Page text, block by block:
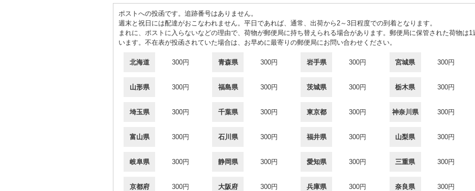
ポストへの投函です。追跡番号はありません。
週末と祝日には配達がおこなわれません。平日であれば、通常、出荷から2～3日程度での到着となります。
まれに、ポストに入らないなどの理由で、荷物が郵便局に持ち替えられる場合があります。郵便局に保管された荷物は1
います。不在表が投函されていた場合は、お早めに最寄りの郵便局にお問い合わせください。
北海道 300円 青森県 300円 岩手県 300円 宮城県 300円
山形県 300円 福島県 300円 茨城県 300円 栃木県 300円
埼玉県 300円 千葉県 300円 東京都 300円 神奈川県 300円
富山県 300円 石川県 300円 福井県 300円 山梨県 300円
岐阜県 300円 静岡県 300円 愛知県 300円 三重県 300円
京都府 300円 大阪府 300円 兵庫県 300円 奈良県 300円